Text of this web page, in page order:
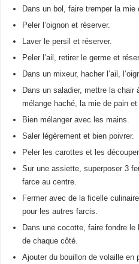
Dans un bol, faire tremper la
Peler l’oignon et réserver.
Laver le persil et réserver.
Peler l’ail, retirer le germe et
Dans un mixeur, hacher l’ail,
Dans un saladier, mettre la
mélange haché, la mie de pain
Bien mélanger avec les mains.
Saler légèrement et bien poivrer.
Peler les carottes et les
Sur une assiette, superposer 3
farce au centre.
Fermer avec de la ficelle
pour les autres farcis.
Dans une cocotte, faire fondre
de chaque côté.
Ajouter du bouillon de volaille en